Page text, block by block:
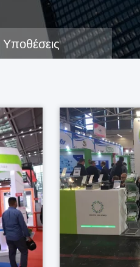
Υποθέσεις